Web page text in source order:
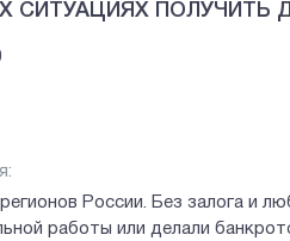
СИТУАЦИЯХ ПОЛУЧИТЬ
России. Без залога и
работы или делали